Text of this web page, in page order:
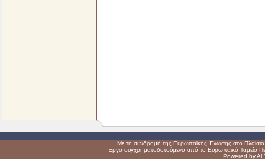
Με τη συνδρομή της Ευρωπαϊκής Ένωσης στο
Έργο συγχρηματοδοτούμενο από το Ευρωπαϊκό Ταμείο
Powered by